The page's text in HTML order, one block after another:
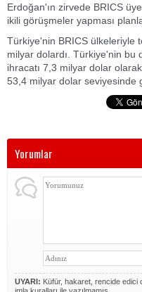
Erdoğan'ın zirvede BRICS
ikili görüşmeler yapması
Türkiye'nin BRICS ülkeleriyle
milyar dolardı. Türkiye'nin bu
ihracatı 7,3 milyar dolar
53,4 milyar dolar seviyesinde
Yorumlar
UYARI: Küfür, hakaret, rencide edici